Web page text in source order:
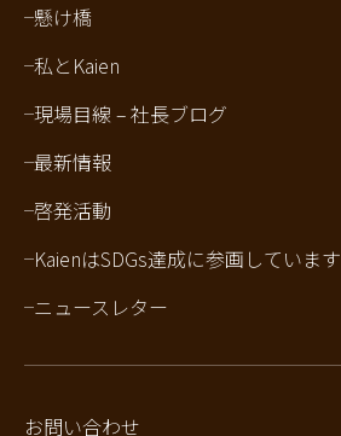
懸け橋
私とKaien
現場目線 – 社長ブログ
最新情報
啓発活動
KaienはSDGs達成に参画しています
ニュースレター
お問い合わせ